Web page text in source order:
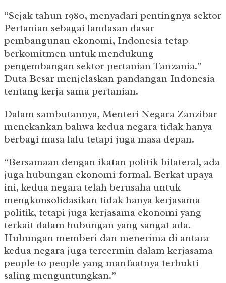
“Sejak tahun 1980, menyadari pentingnya sektor
Pertanian sebagai landasan dasar
pembangunan ekonomi, Indonesia tetap
berkomitmen untuk mendukung
pengembangan sektor pertanian Tanzania.”
Duta Besar menjelaskan pandangan Indonesia
tentang kerja sama pertanian.
Dalam sambutannya, Menteri Negara Zanzibar
menekankan bahwa kedua negara tidak hanya
berbagi masa lalu tetapi juga masa depan.
“Bersamaan dengan ikatan politik bilateral, ada
juga hubungan ekonomi formal. Berkat upaya
ini, kedua negara telah berusaha untuk
mengkonsolidasikan tidak hanya kerjasama
politik, tetapi juga kerjasama ekonomi yang
terkait dalam hubungan yang sangat ada.
Hubungan memberi dan menerima di antara
kedua negara juga tercermin dalam kerjasama
people to people yang manfaatnya terbukti
saling menguntungkan.”